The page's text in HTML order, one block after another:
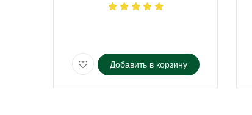
Добавить в корзину